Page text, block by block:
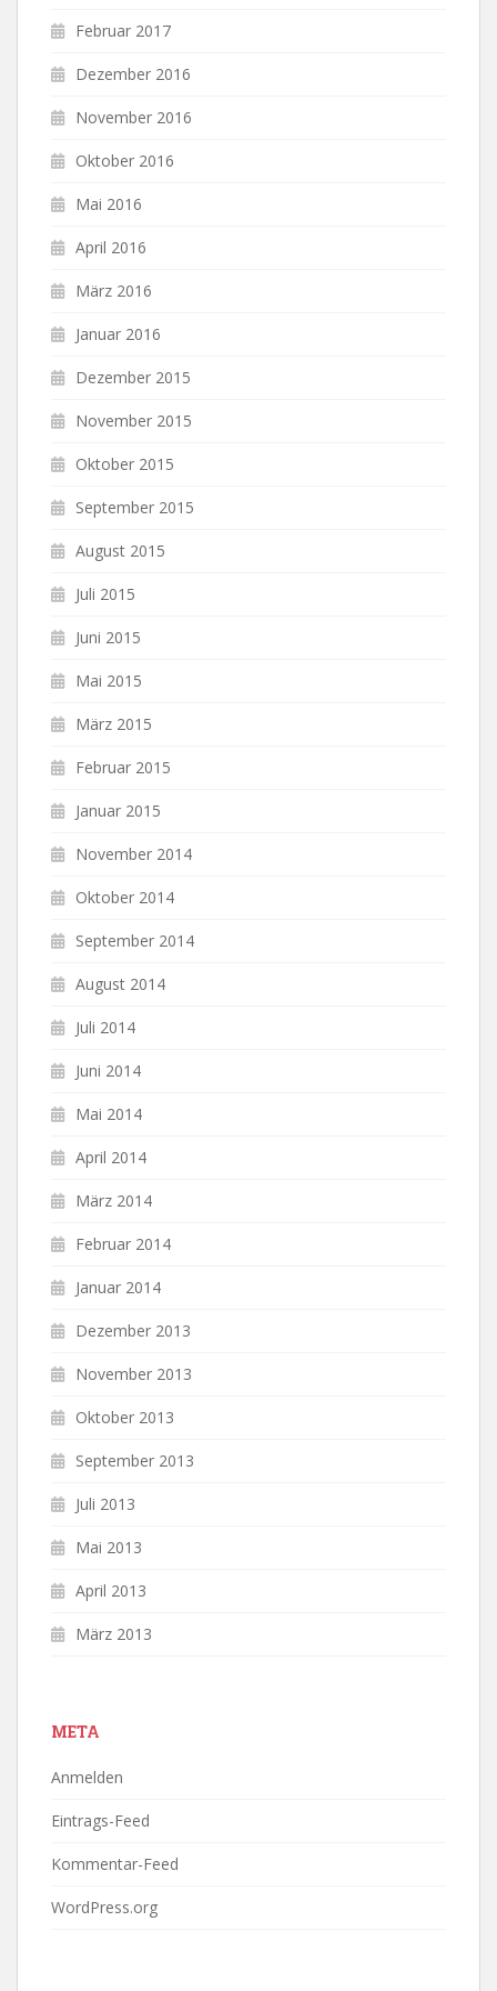
Februar 2017
Dezember 2016
November 2016
Oktober 2016
Mai 2016
April 2016
März 2016
Januar 2016
Dezember 2015
November 2015
Oktober 2015
September 2015
August 2015
Juli 2015
Juni 2015
Mai 2015
März 2015
Februar 2015
Januar 2015
November 2014
Oktober 2014
September 2014
August 2014
Juli 2014
Juni 2014
Mai 2014
April 2014
März 2014
Februar 2014
Januar 2014
Dezember 2013
November 2013
Oktober 2013
September 2013
Juli 2013
Mai 2013
April 2013
März 2013
META
Anmelden
Eintrags-Feed
Kommentar-Feed
WordPress.org